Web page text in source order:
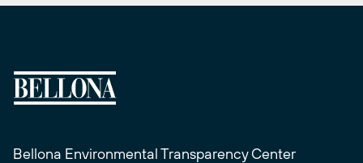
Bellona Environmental Transparency Center